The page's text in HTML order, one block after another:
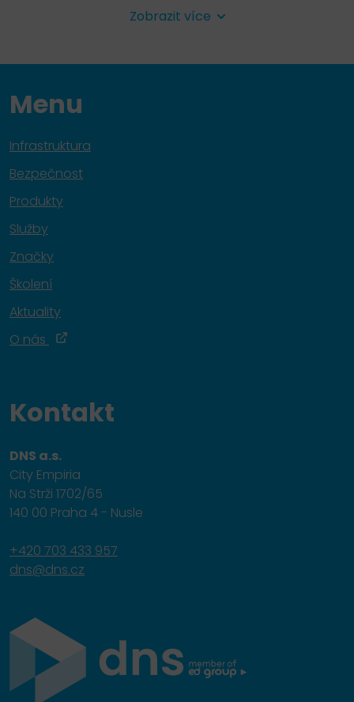
Zobrazit více
Menu
Infrastruktura
Bezpečnost
Produkty
Služby
Značky
Školení
Aktuality
O nás
Kontakt
DNS a.s.
City Empiria
Na Strži 1702/65
140 00 Praha 4 - Nusle
+420 703 433 957
dns@dns.cz